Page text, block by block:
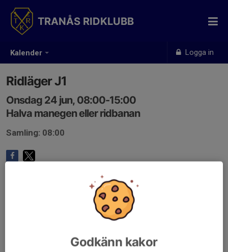
Kalender Logga in
TRANÅS RIDKLUBB
Ridläger J1
Onsdag 24 jun, 08:00-15:00
Halva manegen eller ridbanan
Samling: 08:00
Godkänn kakor